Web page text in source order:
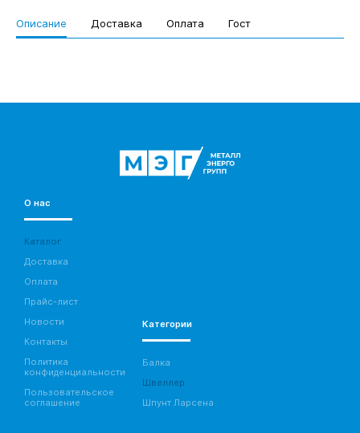
Описание Доставка Оплата Гост
О нас
Каталог
Доставка
Оплата
Прайс-лист
Новости
Контакты
Политика
конфиденциальности
Пользовательское
соглашение
Категории
Балка
Швеллер
Шпунт Ларсена